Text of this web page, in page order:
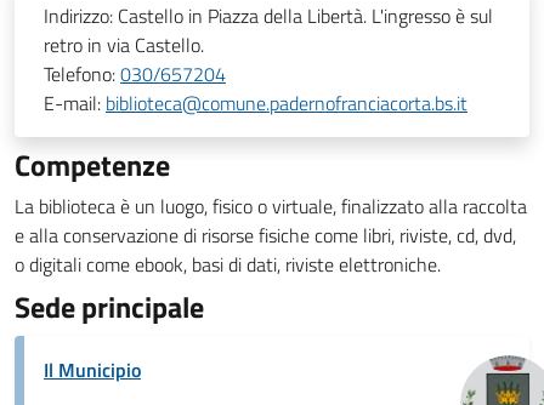
Indirizzo: Castello in Piazza della Libertà. L'ingresso è sul
retro in via Castello.
Telefono:030/657204
E-mail: biblioteca@comune.padernofranciacorta.bs.it
Competenze
La biblioteca è un luogo, fisico o virtuale, finalizzato alla raccolta
e alla conservazione di risorse fisiche come libri, riviste, cd, dvd,
o digitali come ebook, basi di dati, riviste elettroniche.
Sede principale
Il Municipio